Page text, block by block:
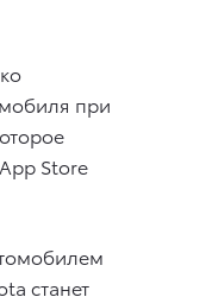
при
Store
станет